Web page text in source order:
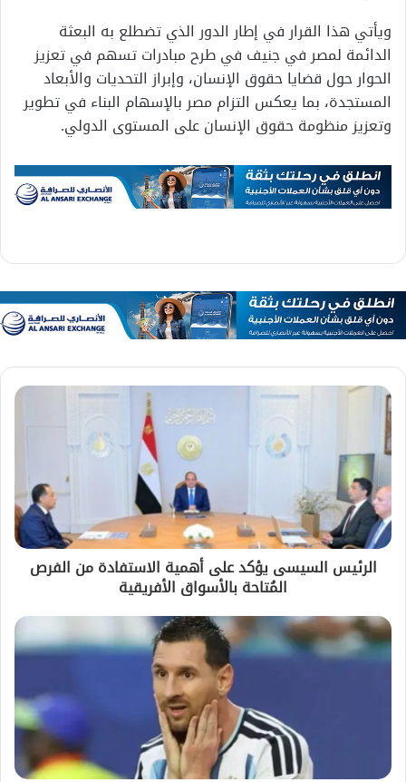
ويأتي هذا القرار في إطار الدور الذي تضطلع به البعثة
الدائمة لمصر في جنيف في طرح مبادرات تسهم في تعزيز
الحوار حول قضايا حقوق الإنسان، وإبراز التحديات والأبعاد
المستجدة، بما يعكس التزام مصر بالإسهام البناء في تطوير
وتعزيز منظومة حقوق الإنسان على المستوى الدولي.
الرئيس السيسى يؤكد على أهمية الاستفادة من الفرص
المُتاحة بالأسواق الأفريقية